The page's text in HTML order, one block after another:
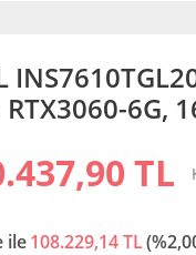
RTX3060-6G,
TL
ile108.229,14 TL